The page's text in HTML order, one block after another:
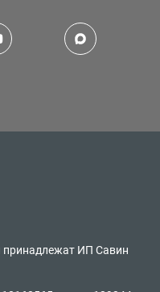
принадлежат ИП Савин